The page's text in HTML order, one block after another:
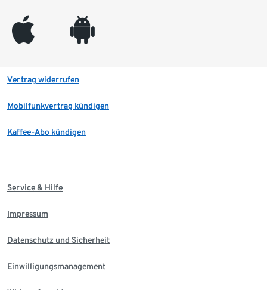
appleinc android
Vertrag widerrufen
Mobilfunkvertrag kündigen
Kaffee-Abo kündigen
Service & Hilfe
Impressum
Datenschutz und Sicherheit
Einwilligungsmanagement